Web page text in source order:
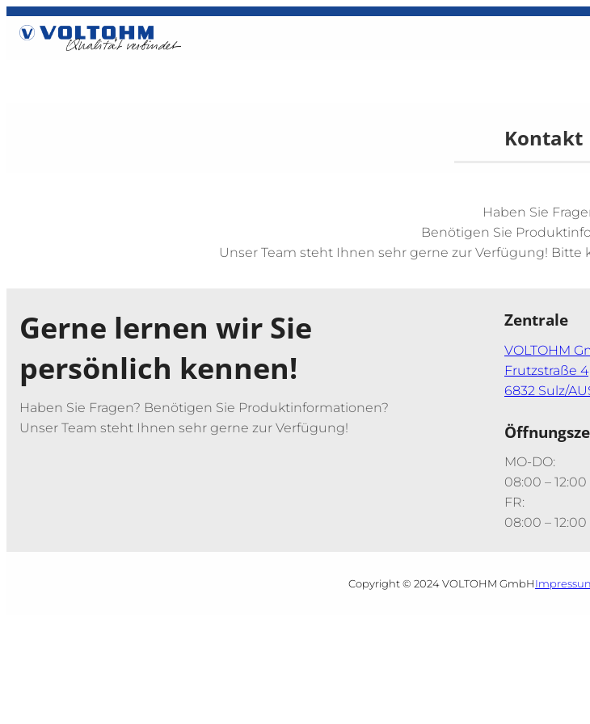
Kontakt
Haben Sie
Benötigen Sie
Unser Team steht Ihnen sehr gerne zur Verfügung! Bitte
Gerne lernen wir Sie
persönlich kennen!
Haben Sie Fragen? Benötigen Sie Produktinformationen?
Unser Team steht Ihnen sehr gerne zur Verfügung!
Zentrale
VOLTOHM
Frutzstraße 4
6832 Sulz/
MO-DO:
08:00 –
FR:
08:00 – 12:00
Copyright © 2024 VOLTOHM GmbH